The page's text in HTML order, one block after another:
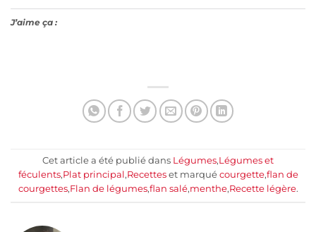
J’aime ça :
Cet article a été publié dans Légumes,Légumes et
féculents,Plat principal,Recetteset marqué courgette,flan de
courgettes,Flan de légumes,flan salé,menthe,Recette légère.